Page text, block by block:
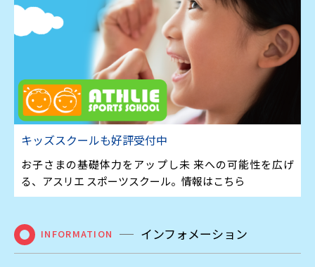
キッズスクールも好評受付中
お子さまの基礎体力をアップし未 来への可能性を広げ
る、アスリエ スポーツスクール。情報はこちら
INFORMATION インフォメーション